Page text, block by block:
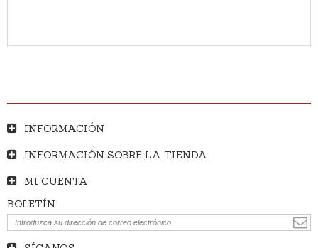
INFORMACIÓN
INFORMACIÓN SOBRE LA TIENDA
MI CUENTA
BOLETÍN